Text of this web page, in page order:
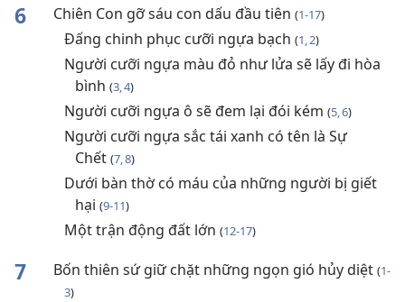
6 Chiên Con gỡ sáu con dấu đầu tiên (1-17)
Đấng chinh phục cưỡi ngựa bạch (1, 2)
Người cưỡi ngựa màu đỏ như lửa sẽ lấy đi hòa
bình (3, 4)
Người cưỡi ngựa ô sẽ đem lại đói kém (5, 6)
Người cưỡi ngựa sắc tái xanh có tên là Sự
Chết (7, 8)
Dưới bàn thờ có máu của những người bị giết
hại (9-11)
Một trận động đất lớn (12-17)
7 Bốn thiên sứ giữ chặt những ngọn gió hủy diệt (1-
3)